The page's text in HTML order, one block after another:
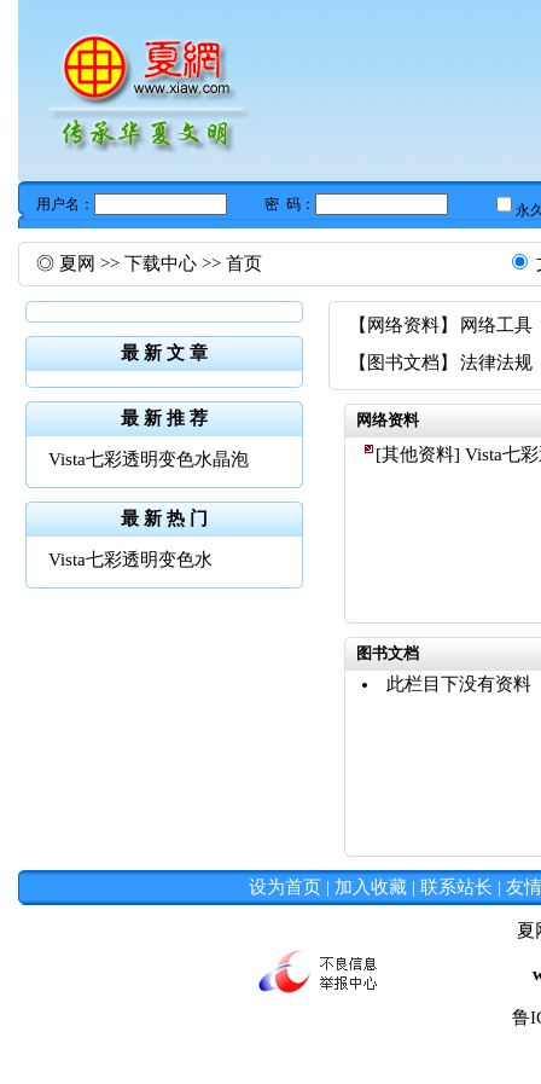
◎ 夏网 >> 下载中心 >> 首页
最 新 文 章
最 新 推 荐
Vista七彩透明变色水晶泡
最 新 热 门
Vista七彩透明变色水
【 网络资料】
网络工具
【 图书文档 】 法律法规
网络资料
[其他资料] Vista七
图书文档
此栏目下没有资料
设为首页 | 加入收藏 | 联系站长 | 友
夏
鲁